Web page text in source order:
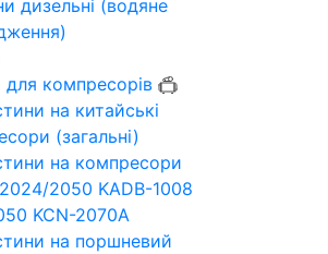
дизельні (водяне
для компресорів
на китайські
(загальні)
на компресори
2050 KADB-1008
KCN-2070A
на поршневий